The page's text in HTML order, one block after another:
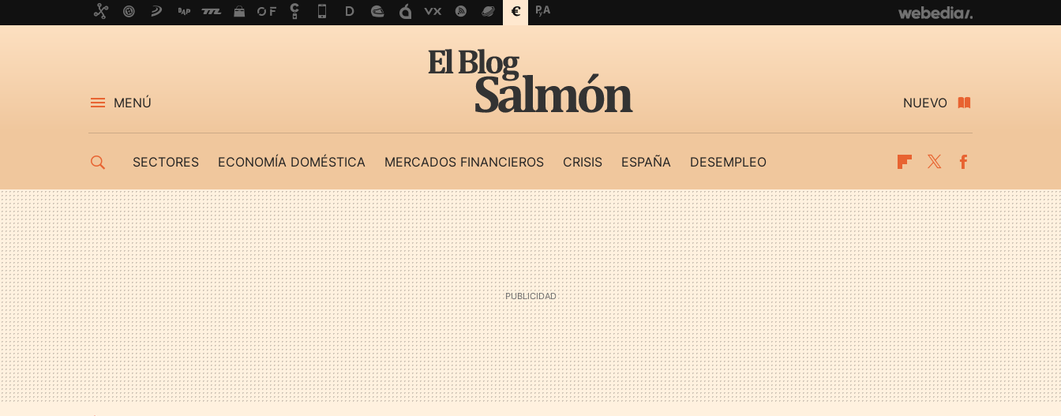
MENÚ NUEVO
SECTORES ECONOMÍA DOMÉSTICA MERCADOS FINANCIEROS CRISIS ESPAÑA DESEMPLEO Flipboard
Twitter